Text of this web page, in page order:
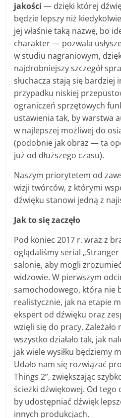
jakości— dzięki której
będzie lepszy niż
jej właśnie taką nazwę, bo
charakter — pozwala
w studiu nagraniowym,
najdrobniejszy szczegół
słuchacza stają się bardziej
przypadku niskiej
ograniczeń sprzętowych
ustawienia tak, by warstwa
w najlepszej możliwej do
(podobnie jak obraz — ta
już od dłuższego czasu).
Naszym priorytetem od
wizji twórców, z którymi
dźwięku stanowi jedną z
Jak to się zaczęło
Pod koniec 2017 r. wraz z
oglądaliśmy serial „Stranger
salonie, aby mogli
widzowie. W pierwszym
samochodowego, która nie
realistycznie, jak na etapie
ekspert od dźwięku oraz
wzięli się do pracy. Zależało
wszystko działało tak, jak
jak wiele wysiłku będziemy
Udało nam się rozwiązać
Things 2”, zwiększając
ścieżki dźwiękowej. Od tego
by udostępniać dźwięk
innych produkcjach.